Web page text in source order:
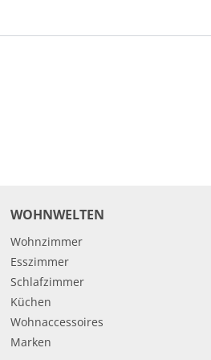
WOHNWELTEN
Wohnzimmer
Esszimmer
Schlafzimmer
Küchen
Wohnaccessoires
Marken